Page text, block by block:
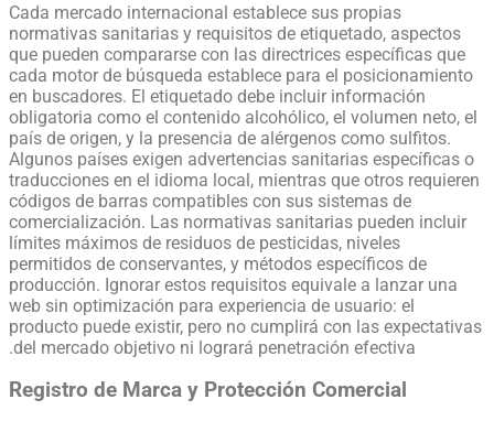
Cada mercado internacional establece sus propias
normativas sanitarias y requisitos de etiquetado, aspectos
que pueden compararse con las directrices específicas que
cada motor de búsqueda establece para el posicionamiento
en buscadores. El etiquetado debe incluir información
obligatoria como el contenido alcohólico, el volumen neto, el
país de origen, y la presencia de alérgenos como sulfitos.
Algunos países exigen advertencias sanitarias específicas o
traducciones en el idioma local, mientras que otros requieren
códigos de barras compatibles con sus sistemas de
comercialización. Las normativas sanitarias pueden incluir
límites máximos de residuos de pesticidas, niveles
permitidos de conservantes, y métodos específicos de
producción. Ignorar estos requisitos equivale a lanzar una
web sin optimización para experiencia de usuario: el
producto puede existir, pero no cumplirá con las expectativas
del mercado objetivo ni logrará penetración efectiva.
Registro de Marca y Protección Comercial